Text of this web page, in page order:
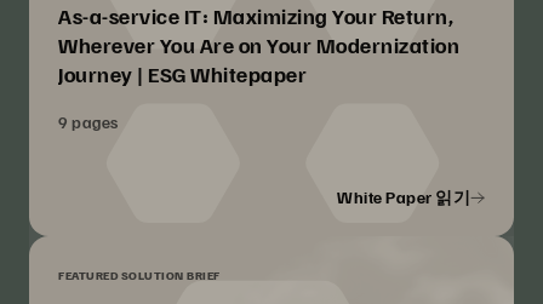
As-a-service IT: Maximizing Your Return,
Wherever You Are on Your Modernization
Journey | ESG Whitepaper
9 pages
White Paper 읽기
FEATURED SOLUTION BRIEF